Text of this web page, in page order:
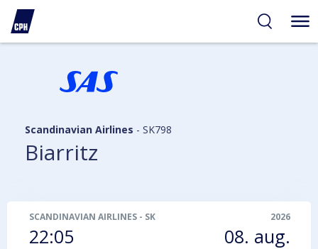
Scandinavian Airlines - SK798
Biarritz
SCANDINAVIAN AIRLINES - SK798
22:05
2026
08. aug.